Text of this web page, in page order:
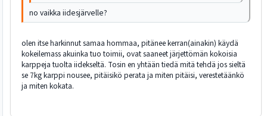
no vaikka iidesjärvelle?
olen itse harkinnut samaa hommaa, pitänee kerran(ainakin) käydä
kokeilemass akuinka tuo toimii, ovat saaneet järjettömän kokoisia
karppeja tuolta iidekseltä. Tosin en yhtään tiedä mitä tehdä jos sieltä
se 7kg karppi nousee, pitäisikö perata ja miten pitäisi, verestetäänkö
ja miten kokata.